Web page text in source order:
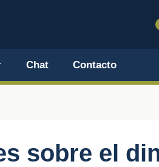
Chat Contacto
sobre el